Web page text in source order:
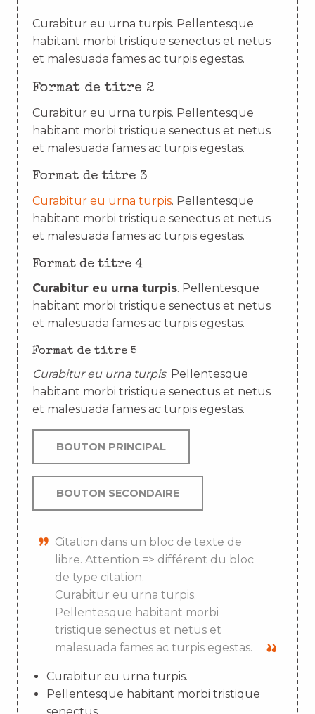
Curabitur eu urna turpis. Pellentesque
habitant morbi tristique senectus et netus
et malesuada fames ac turpis egestas.
Format de titre 2
Curabitur eu urna turpis. Pellentesque
habitant morbi tristique senectus et netus
et malesuada fames ac turpis egestas.
Format de titre 3
Curabitur eu urna turpis. Pellentesque
habitant morbi tristique senectus et netus
et malesuada fames ac turpis egestas.
Format de titre 4
Curabitur eu urna turpis. Pellentesque
habitant morbi tristique senectus et netus
et malesuada fames ac turpis egestas.
Format de titre 5
Curabitur eu urna turpis. Pellentesque
habitant morbi tristique senectus et netus
et malesuada fames ac turpis egestas.
BOUTON PRINCIPAL
BOUTON SECONDAIRE
Citation dans un bloc de texte de
libre. Attention => différent du bloc
de type citation.
Curabitur eu urna turpis.
Pellentesque habitant morbi
tristique senectus et netus et
malesuada fames ac turpis egestas.
Curabitur eu urna turpis.
Pellentesque habitant morbi tristique